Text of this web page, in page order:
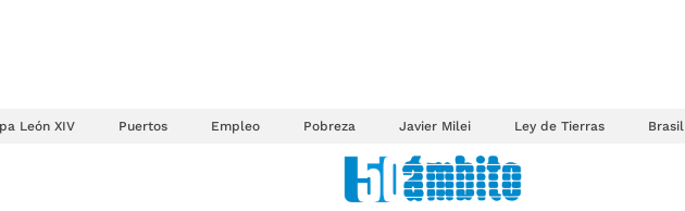
León XIV Puertos Empleo Pobreza Javier Milei Ley de Tierras Brasil